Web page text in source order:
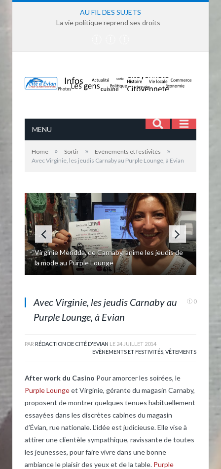
AU FIL DES SUJETS
La vie politique reprend ses droits
MENU
Home » Sortir » Evènements et festivités »
Avec Virginie, les jeudis Carnaby au Purple Lounge, à Evian
Virginie Meridda, de Carnaby, anime les jeudis de
la mode au Purple Lounge
Avec Virginie, les jeudis Carnaby au
Purple Lounge, à Evian
0
PAR RÉDACTION DE CITÉ D'EVIAN LE 24 JUILLET 2014
EVÈNEMENTS ET FESTIVITÉS VÊTEMENTS
After work du Casino Pour amorcer les soirées, le
Purple Loungeet Virginie, gérante du magasin Carnaby,
proposent de montrer quelques tenues habituellement
essayées dans les discrètes cabines du magasin
d’Évian, rue nationale.L’idée est judicieuse. Elle vise à
attirer une clientèle sympathique, ravissante de toutes
les jeunesses, pour faire vivre dans une bonne
ambiance le plaisir des yeux et de la table. Purple